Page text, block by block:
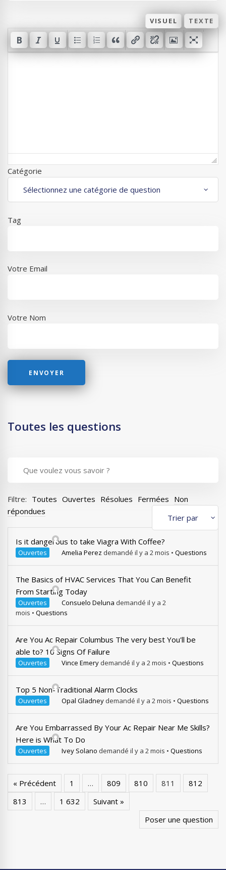
VISUEL TEXTE
Catégorie
Tag
Votre Email
Votre Nom
Toutes les questions
Filtre: Toutes Ouvertes Résolues Fermées Non
répondues
Is it dangerous to take Viagra With Coffee?
Ouvertes Amelia Perez demandé il y a 2 mois • Questions
The Basics of HVAC Services That You Can Benefit
From Starting Today
Ouvertes Consuelo Deluna demandé il y a 2
mois • Questions
Are You Ac Repair Columbus The very best You'll be
able to? 10 Signs Of Failure
Ouvertes Vince Emery demandé il y a 2 mois • Questions
Top 5 Non-Traditional Alarm Clocks
Ouvertes Opal Gladney demandé il y a 2 mois • Questions
Are You Embarrassed By Your Ac Repair Near Me Skills?
Here is What To Do
Ouvertes Ivey Solano demandé il y a 2 mois • Questions
« Précédent 1 … 809 810 811
812
813
… 1 632
Suivant »
Poser une question